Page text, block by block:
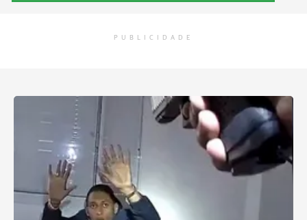
PUBLICIDADE